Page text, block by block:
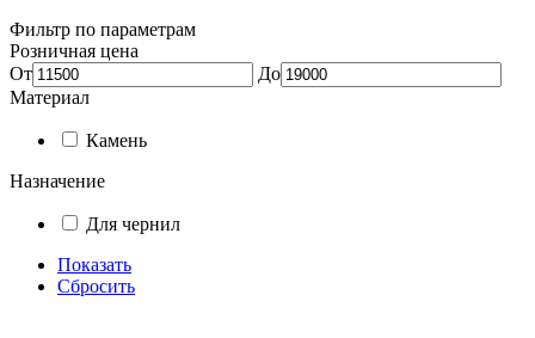
Фильтр по параметрам
Розничная цена
От
До
Материал
Камень
Назначение
Для чернил
Показать
Сбросить